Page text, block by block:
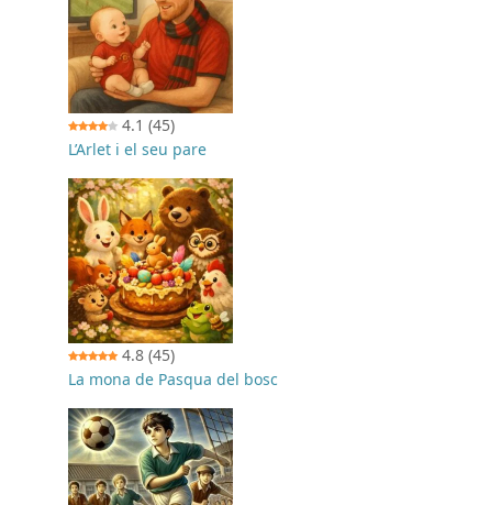
4.1 (45)
L’Arlet i el seu pare
4.8 (45)
La mona de Pasqua del bosc